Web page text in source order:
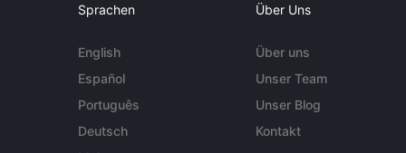
Sprachen
English
Español
Português
Deutsch
Über Uns
Über uns
Unser Team
Unser Blog
Kontakt